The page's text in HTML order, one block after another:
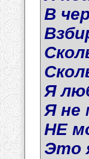
В
Я
Я не
НЕ
Это